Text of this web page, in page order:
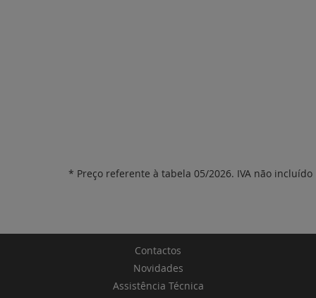
* Preço referente à tabela 05/2026. IVA não incluído
Contactos
Novidades
Assistência Técnica